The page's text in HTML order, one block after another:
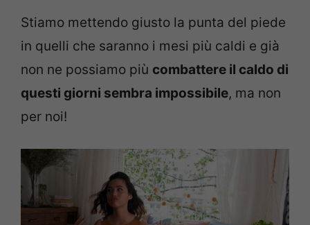
Stiamo mettendo giusto la punta del piede
in quelli che saranno i mesi più caldi e già
non ne possiamo più combattere il caldo di
questi giorni sembra impossibile, ma non
per noi!